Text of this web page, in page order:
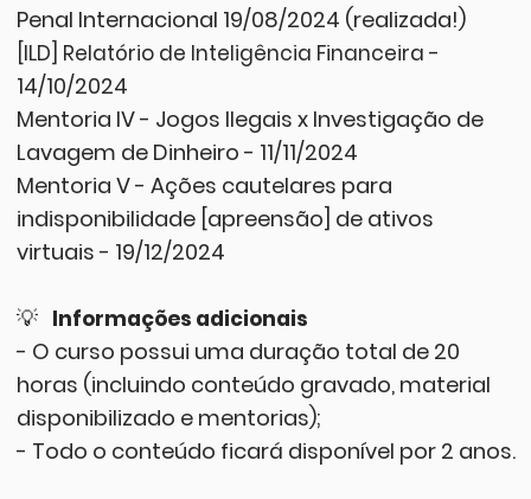
Penal Internacional 19/08/2024 (realizada!)
[ILD] Relatório de Inteligência Financeira -
14/10/2024
Mentoria IV - Jogos Ilegais x Investigação de
Lavagem de Dinheiro - 11/11/2024
Mentoria V- Ações cautelares para
indisponibilidade [apreensão] de ativos
virtuais - 19/12/2024
💡 Informações adicionais
- O curso possui uma duração total de 20
horas (incluindo conteúdo gravado, material
disponibilizado e mentorias);
- Todo o conteúdo ficará disponível por 2 anos.